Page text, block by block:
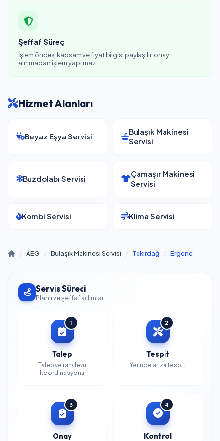
Şeffaf Süreç
İşlem öncesi kapsam ve fiyat bilgisi paylaşılır, onay
alınmadan işlem yapılmaz.
Hizmet Alanları
Beyaz Eşya Servisi
Bulaşık Makinesi
Servisi
Buzdolabı Servisi
Çamaşır Makinesi
Servisi
Kombi Servisi Klima Servisi
/ AEG / Bulaşık Makinesi Servisi / Tekirdağ / Ergene
Servis Süreci
Planlı ve şeffaf adımlar
1
Talep
Talep ve randevu
koordinasyonu
2
Tespit
Yerinde arıza tespiti
3
Onay
4
Kontrol